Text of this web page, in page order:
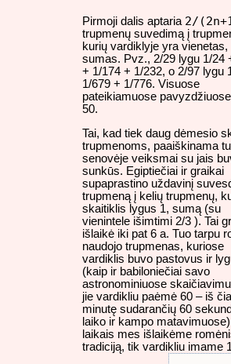
Pirmoji dalis aptaria 2/
trupmenų suvedimą į
kurių vardiklyje yra vienetas,
sumas. Pvz., 2/29 lygu 1/24
+ 1/174 + 1/232, o 2/97 lygu
1/679 + 1/776. Visuose
pateikiamuose
50.
Tai, kad tiek daug dėmesio
trupmenoms, paaiškinama
senovėje veiksmai su jais
sunkūs. Egiptiečiai ir graikai
supaprastino uždavinį
trupmeną į kelių trupmenų,
skaitiklis lygus 1, sumą (su
vienintele išimtimi 2/3 ). Tai
išlaikė iki pat 6 a. Tuo tarpu
naudojo trupmenas, kuriose
vardiklis buvo pastovus ir
(kaip ir babiloniečiai savo
astronominiuose
jie vardikliu paėmė 60 – iš čia
minutę sudarančių 60
laiko ir kampo
laikais mes išlaikėme
tradiciją, tik vardikliu imame